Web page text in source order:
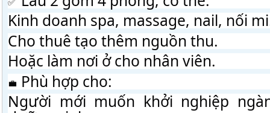
Kinh doanh spa, massage, nail, nối
Cho thuê tạo thêm nguồn thu.
Hoặc làm nơi ở cho nhân viên.
Phù hợp cho:
Người mới muốn khởi nghiệp